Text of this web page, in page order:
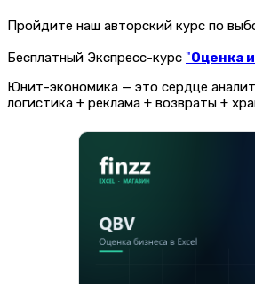
Пройдите наш авторский курс по
Бесплатный Экспресс-курс "Оценка
Юнит-экономика — это сердце
логистика + реклама + возвраты +